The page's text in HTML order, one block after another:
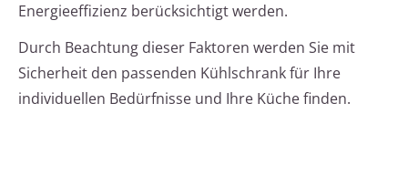
Energieeffizienz berücksichtigt werden.
Durch Beachtung dieser Faktoren werden Sie mit
Sicherheit den passenden Kühlschrank für Ihre
individuellen Bedürfnisse und Ihre Küche finden.